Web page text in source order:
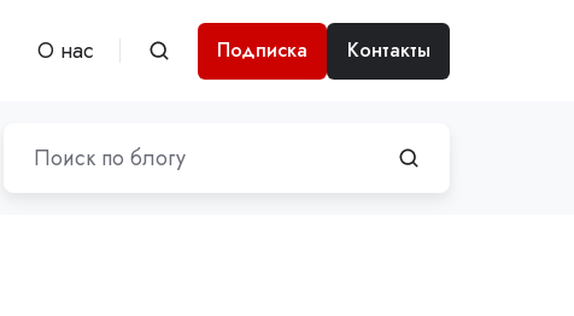
О нас Подписка Контакты